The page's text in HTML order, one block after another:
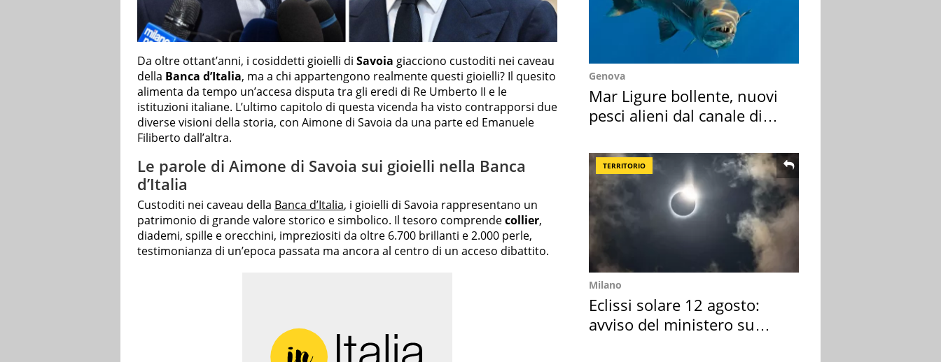
Da oltre ottant’anni, i cosiddetti gioielli di Savoia giacciono custoditi nei caveau
della Banca d’Italia, ma a chi appartengono realmente questi gioielli? Il quesito
alimenta da tempo un’accesa disputa tra gli eredi di Re Umberto II e le
istituzioni italiane. L’ultimo capitolo di questa vicenda ha visto contrapporsi due
diverse visioni della storia, con Aimone di Savoia da una parte ed Emanuele
Filiberto dall’altra.
Le parole di Aimone di Savoia sui gioielli nella Banca
d’Italia
Custoditi nei caveau della Banca d’Italia, i gioielli di Savoia rappresentano un
patrimonio di grande valore storico e simbolico. Il tesoro comprendecollier,
diademi, spille e orecchini, impreziositi da oltre 6.700 brillanti e 2.000 perle,
testimonianza di un’epoca passata ma ancora al centro di un acceso dibattito.
Genova
Mar Ligure bollente, nuovi
pesci alieni dal canale di
TERRITORIO
Milano
Eclissi solare 12 agosto:
avviso del ministero su